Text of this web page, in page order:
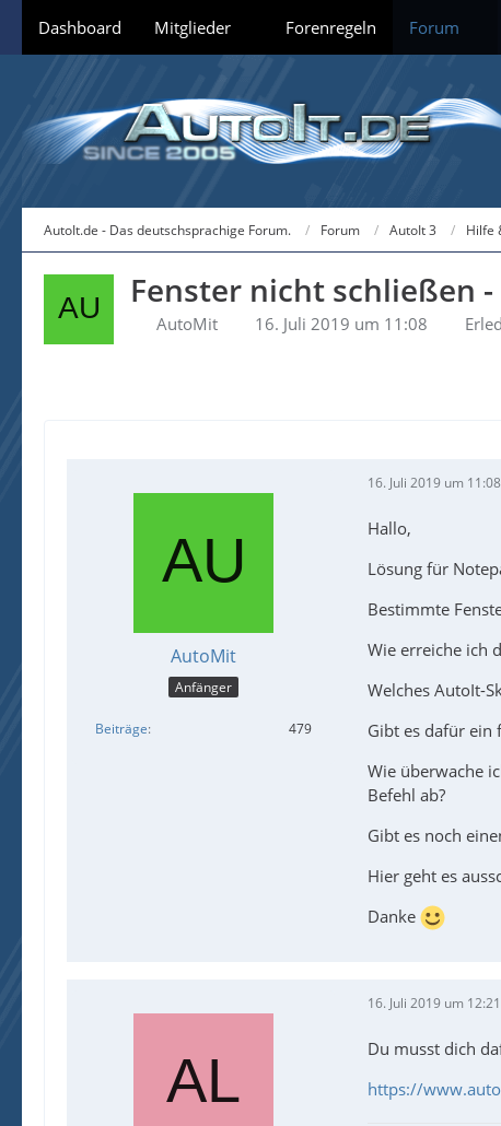
Dashboard Mitglieder Forenregeln Forum
AutoIt.de - Das deutschsprachige Forum. Forum AutoIt 3 Hilfe
Fenster nicht schließen
AutoMit 16. Juli 2019 um 11:08
AutoMit
Anfänger
Beiträge 479
16. Juli 2019 um 11:08
Hallo,
Lösung für
Bestimmte
Wie erreiche ich
Welches AutoIt-
Gibt es dafür ein
Wie überwache
Befehl ab?
Gibt es noch
Hier geht es
Danke
16. Juli 2019 um 12:21
Du musst dich
https://